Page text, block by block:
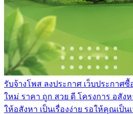
รับจ้างโพส ลงประกาศ เว็บประกาศ
ใหม่ ราคา ถูก สวย ดี โครงการ อสัง
ให้อสังหา เป็นเรื่องง่าย รอให้คุณเป็น